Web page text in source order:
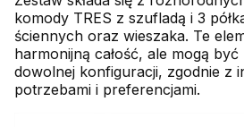
komody TRES z szufladą i 3
ściennych oraz wieszaka. Te
harmonijną całość, ale mogą
dowolnej konfiguracji, zgodnie z
potrzebami i preferencjami.